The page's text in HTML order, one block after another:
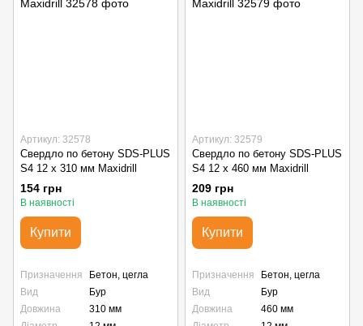
Артикул: 32578
Свердло по бетону SDS-PLUS
S4 12 х 310 мм Maxidrill
154 грн
В наявності
Купити
Призначення
Бетон, цегла
Вид
Бур
Довжина
310 мм
Артикул: 32579
Свердло по бетону SDS-PLUS
S4 12 х 460 мм Maxidrill
209 грн
В наявності
Купити
Призначення
Бетон, цегла
Вид
Бур
Довжина
460 мм